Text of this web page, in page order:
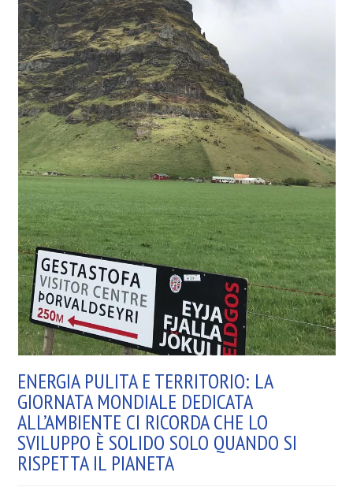
ENERGIA PULITA E TERRITORIO: LA
GIORNATA MONDIALE DEDICATA
ALL’AMBIENTE CI RICORDA CHE LO
SVILUPPO È SOLIDO SOLO QUANDO SI
RISPETTA IL PIANETA